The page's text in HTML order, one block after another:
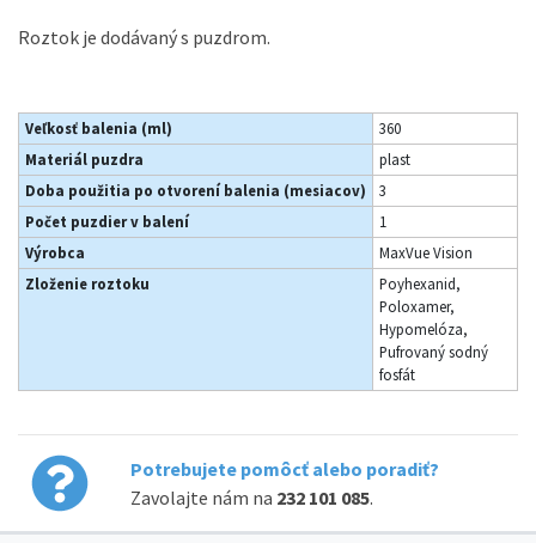
Roztok je dodávaný s puzdrom.
Veľkosť balenia (ml)
360
Materiál puzdra
plast
Doba použitia po otvorení balenia (mesiacov)
3
Počet puzdier v balení
1
Výrobca
MaxVue Vision
Zloženie roztoku
Poyhexanid,
Poloxamer,
Hypomelóza,
Pufrovaný sodný
fosfát
Potrebujete pomôcť alebo poradiť?
Zavolajte nám na 232 101 085.